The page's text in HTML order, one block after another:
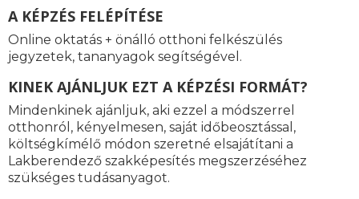
A KÉPZÉS FELÉPÍTÉSE
Online oktatás + önálló otthoni felkészülés
jegyzetek, tananyagok segítségével.
KINEK AJÁNLJUK EZT A KÉPZÉSI FORMÁT?
Mindenkinek ajánljuk, aki ezzel a módszerrel
otthonról, kényelmesen, saját időbeosztással,
költségkímélő módon szeretné elsajátítani a
Lakberendező szakképesítés megszerzéséhez
szükséges tudásanyagot.